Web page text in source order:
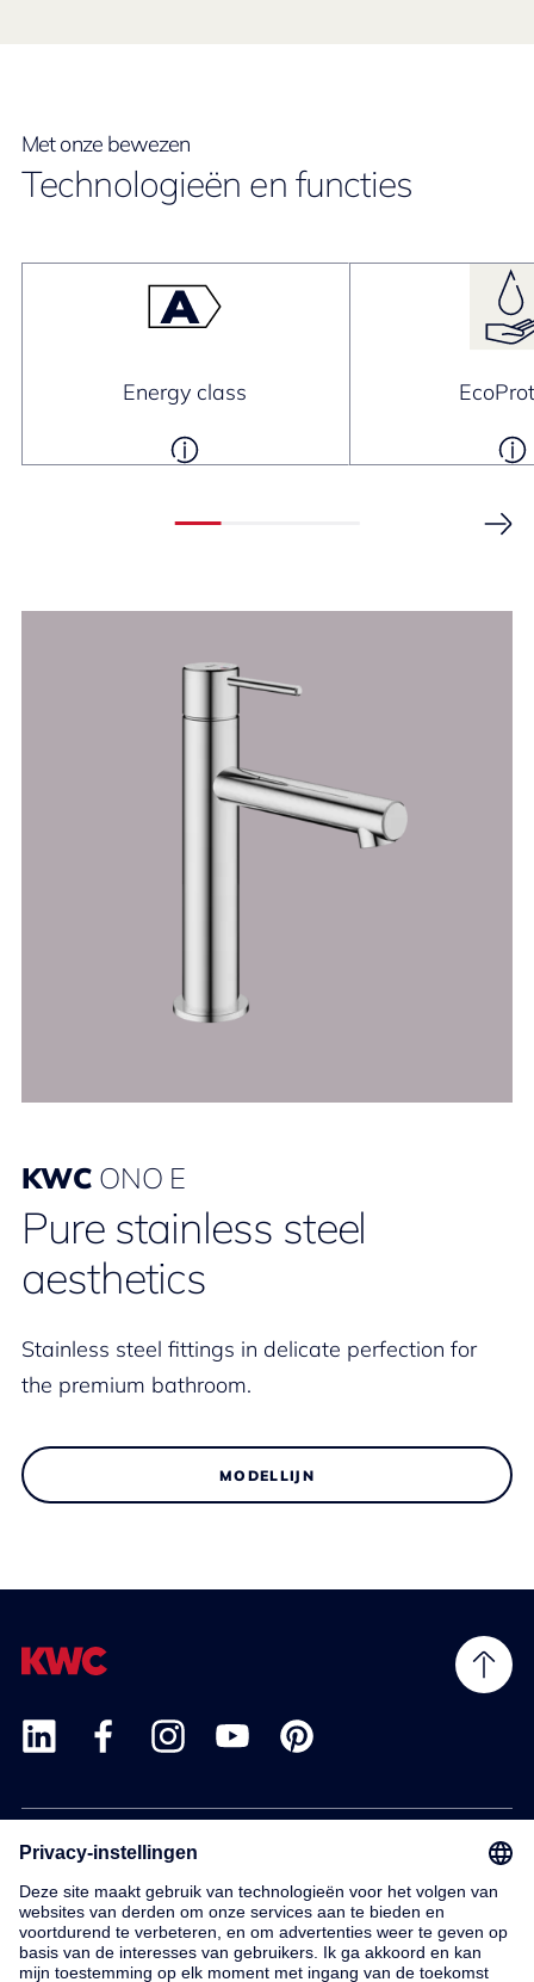
Met onze bewezen
Technologieën en functies
Energy class
KWC ONO E
Pure stainless steel
aesthetics
Stainless steel fittings in delicate perfection for
the premium bathroom.
MODELLIJN
Service